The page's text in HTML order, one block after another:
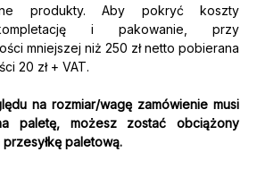
produkty. Aby pokryć koszty
kompletację i pakowanie, przy
mniejszej niż 250 zł netto pobierana
20 zł + VAT.
na rozmiar/wagę zamówienie musi
paletę, możesz zostać obciążony
paletową.